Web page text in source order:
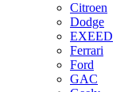
Citroen
Dodge
EXEED
Ferrari
Ford
GAC